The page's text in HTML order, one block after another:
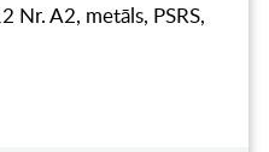
Nr. A2, metāls, PSRS,